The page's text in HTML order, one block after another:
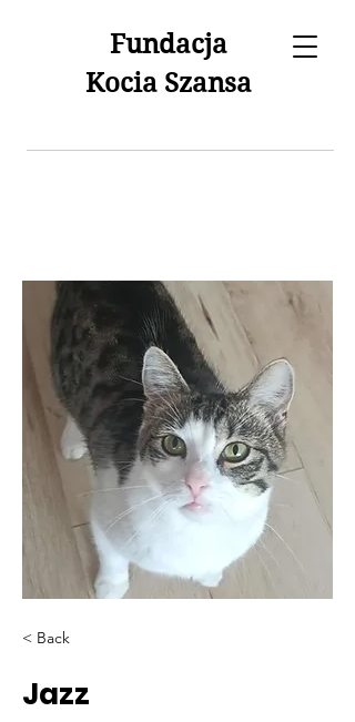
Fundacja
Kocia Szansa
< Back
Jazz